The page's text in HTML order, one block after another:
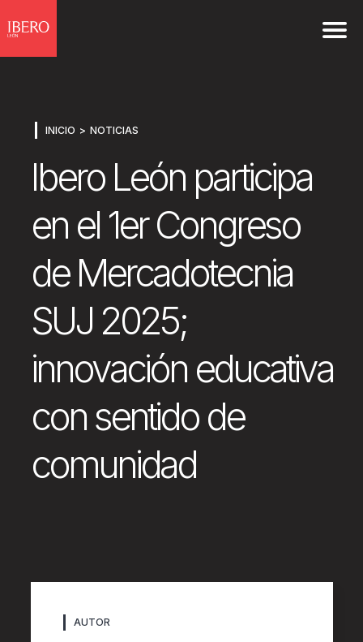
INICIO NOTICIAS
Ibero León participa
en el 1er Congreso
de Mercadotecnia
SUJ 2025;
innovación educativa
con sentido de
comunidad
AUTOR